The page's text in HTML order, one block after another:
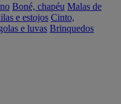
Boné, chapéu Malas de
e estojos Cinto,
e luvas Brinquedos